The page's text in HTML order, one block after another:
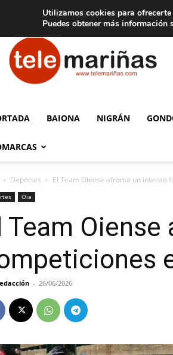
Aviso legal Tarifas de publicidad
Telemariñas
BAIONA NIGRÁN
Deportes El Team Oiense afronta un intenso
Oia
Team
- 26/06/2026
Utilizamos cookies para
Puedes obtener más